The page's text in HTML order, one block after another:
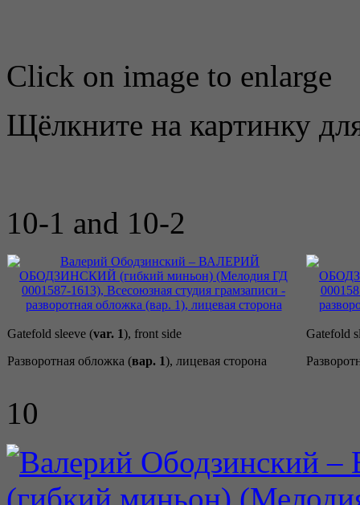
Click on image to enlarge
Щёлкните на картинку
10-1 and 10-2
Gatefold sleeve (var. 1), front side
Разворотная обложка (вар. 1), лицевая сторона
Gatefold
10